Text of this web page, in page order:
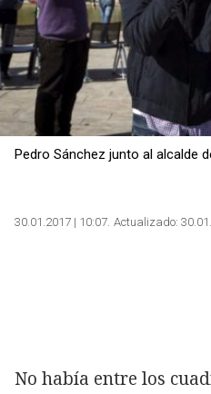
Pedro Sánchez junto al alcalde
30.01.2017 | 10:07 Actualizado:
No había entre los